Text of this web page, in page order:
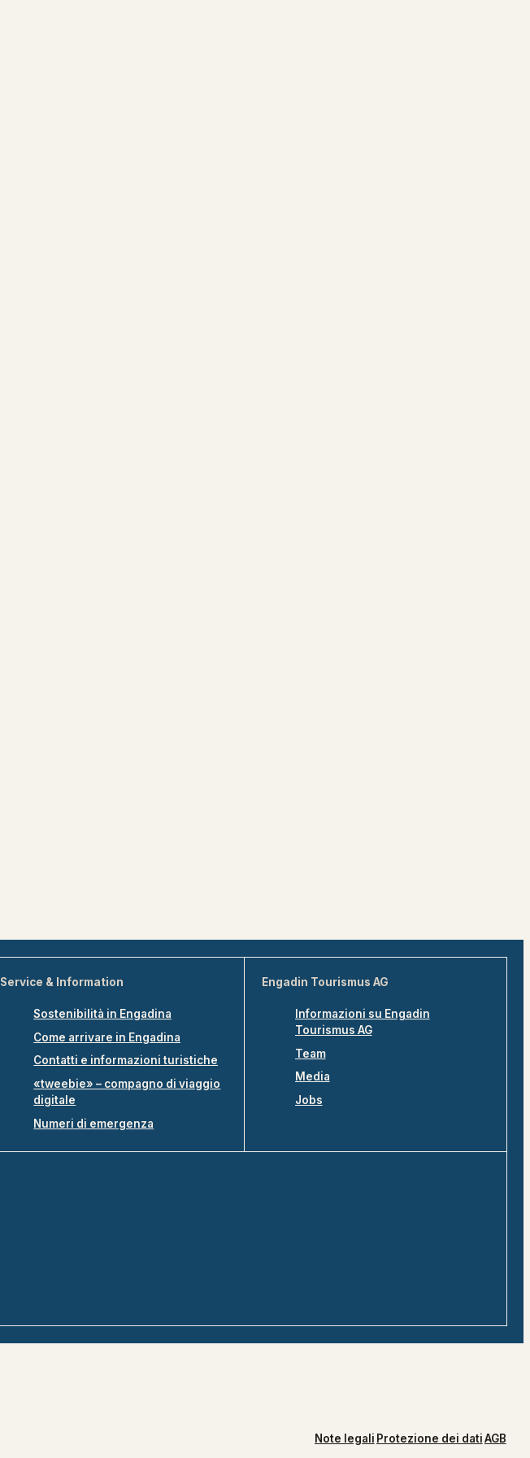
Service & Information
Sostenibilità in Engadina
Come arrivare in Engadina
Contatti e informazioni turistiche
«tweebie» – compagno di viaggio
digitale
Numeri di emergenza
Engadin Tourismus AG
Informazioni su Engadin
Tourismus AG
Team
Media
Jobs
Note legali Protezione dei datiAGB